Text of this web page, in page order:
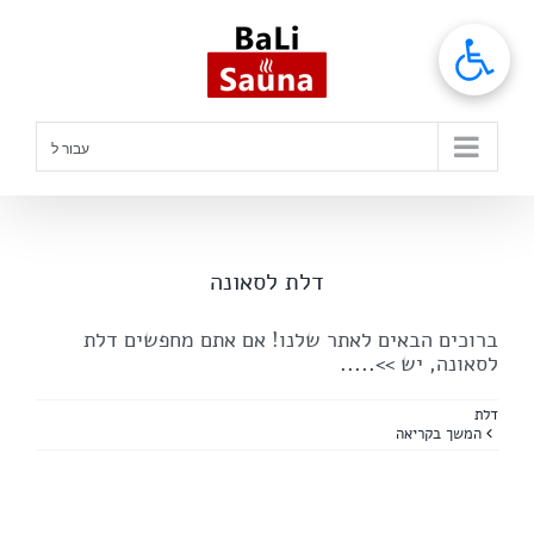
עבור ל
דלת לסאונה
ברוכים הבאים לאתר שלנו! אם אתם מחפשים דלת
לסאונה, יש >>.....
דלת
המשך בקריאה